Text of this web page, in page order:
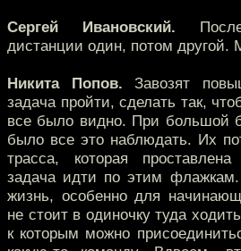
Сергей Ивановский.
дистанции один, потом другой.
Никита Попов. Завозят
задача пройти, сделать так,
все было видно. При большой
было все это наблюдать. Их
трасса, которая
задача идти по этим
жизнь, особенно для
не стоит в одиночку туда
к которым можно